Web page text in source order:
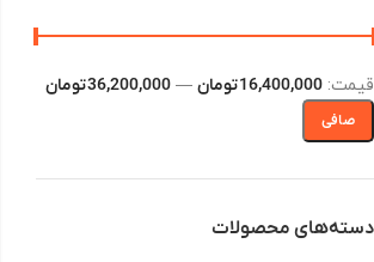
صافی
قيمت: 16,400,000 تومان — 36,200,000 تومان
دسته‌های محصولات